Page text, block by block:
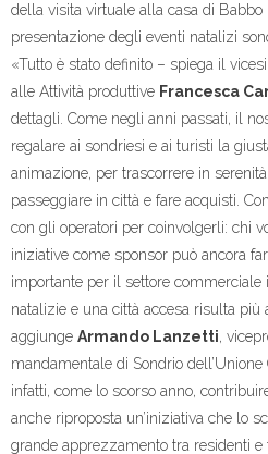
della visita virtuale alla casa di Babbo
presentazione degli eventi natalizi
«Tutto è stato definito – spiega il
alle Attività produttive Francesca
dettagli. Come negli anni passati, il
regalare ai sondriesi e ai turisti la
animazione, per trascorrere in
passeggiare in città e fare acquisti.
con gli operatori per coinvolgerli: chi
iniziative come sponsor può ancora
importante per il settore commerciale
natalizie e una città accesa risulta più
aggiunge Armando Lanzetti ,
mandamentale di Sondrio
infatti, come lo scorso anno,
anche riproposta un’iniziativa che lo
grande apprezzamento tra residenti e